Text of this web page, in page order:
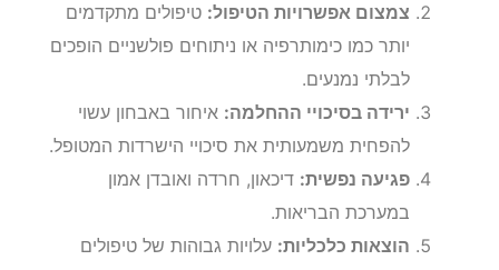
צמצום אפשרויות הטיפול: טיפולים מתקדמים
יותר כמו כימותרפיה או ניתוחים פולשניים הופכים
לבלתי נמנעים.
ירידה בסיכויי ההחלמה: איחור באבחון עשוי
להפחית משמעותית את סיכויי הישרדות המטופל.
פגיעה נפשית: דיכאון, חרדה ואובדן אמון
במערכת הבריאות.
הוצאות כלכליות: עלויות גבוהות של טיפולים